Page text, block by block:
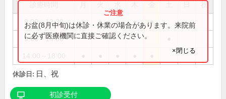
祝
9:00～12:30 ● ● ● ● ●
9:00～14:00
お盆(8月中旬)は休診・休業の場合があります。来院前
に必ず医療機関に直接ご確認ください。
×閉じる
休診日: 日、祝
初診受付